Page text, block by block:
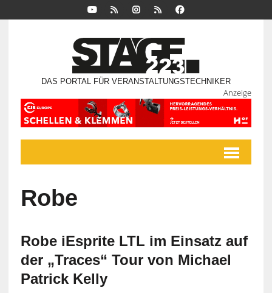
DAS PORTAL FÜR VERANSTALTUNGSTECHNIKER
Anzeige
Robe
Robe iEsprite LTL im Einsatz auf
der „Traces“ Tour von Michael
Patrick Kelly